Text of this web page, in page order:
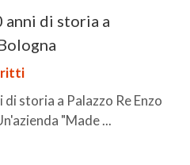
di storia a
storia a Palazzo Re Enzo
"Made ...